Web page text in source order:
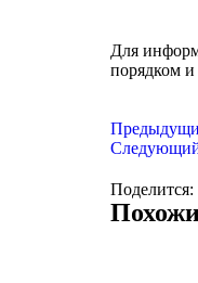
Для
порядком и
Поделится: